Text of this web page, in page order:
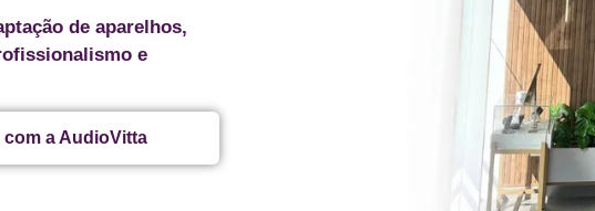
de aparelhos,
e
a AudioVitta